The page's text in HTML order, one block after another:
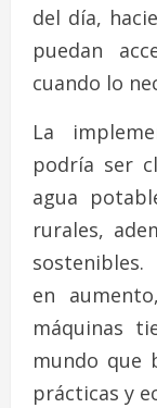
del día,
puedan
cuando lo
La
podría ser
agua
rurales,
en
máquinas
mundo que
prácticas y